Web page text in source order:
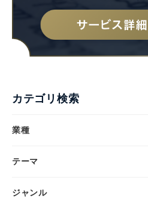
カテゴリ検索
業種
テーマ
ジャンル